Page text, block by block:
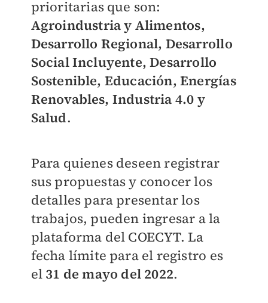
prioritarias que son:
Agroindustria y Alimentos,
Desarrollo Regional, Desarrollo
Social Incluyente, Desarrollo
Sostenible, Educación, Energías
Renovables, Industria 4.0 y
Salud.
Para quienes deseen registrar
sus propuestas y conocer los
detalles para presentar los
trabajos, pueden ingresar a la
plataforma del COECYT. La
fecha límite para el registro es
el31 de mayo del 2022.